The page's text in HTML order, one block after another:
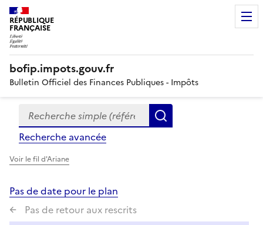
RÉPUBLIQUE
FRANÇAISE
bofip.impots.gouv.fr
Bulletin Officiel des Finances Publiques - Impôts
Formulaire
de
recherche
Recherche simple (références, mots clés, partie du
Recherche avancée
Voir le fil d'Ariane
Pas de date pour le plan
Pas de retour aux rescrits